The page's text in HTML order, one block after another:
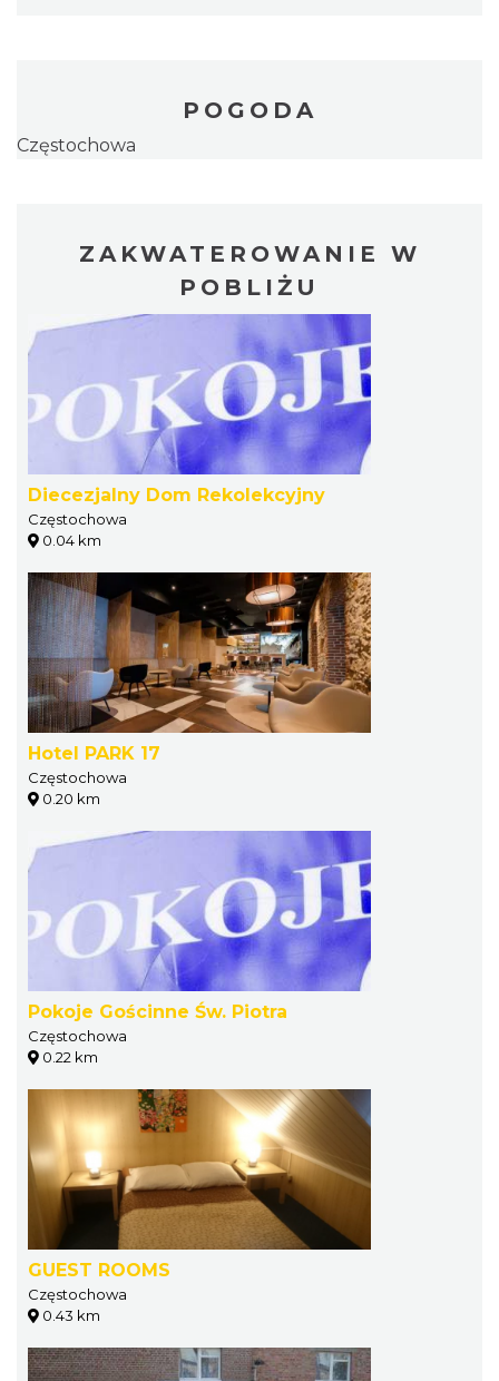
POGODA
Częstochowa
ZAKWATEROWANIE W
POBLIŻU
Diecezjalny Dom Rekolekcyjny
Częstochowa
0.04 km
Hotel PARK 17
Częstochowa
0.20 km
Pokoje Gościnne Św. Piotra
Częstochowa
0.22 km
GUEST ROOMS
Częstochowa
0.43 km